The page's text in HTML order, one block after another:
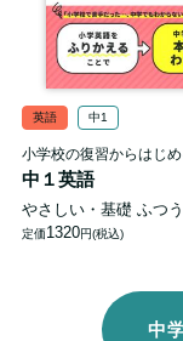
英語 中1
小学校の復習からはじ
中１英語
やさしい・基礎 ふつ
定価1320円(税込)
中